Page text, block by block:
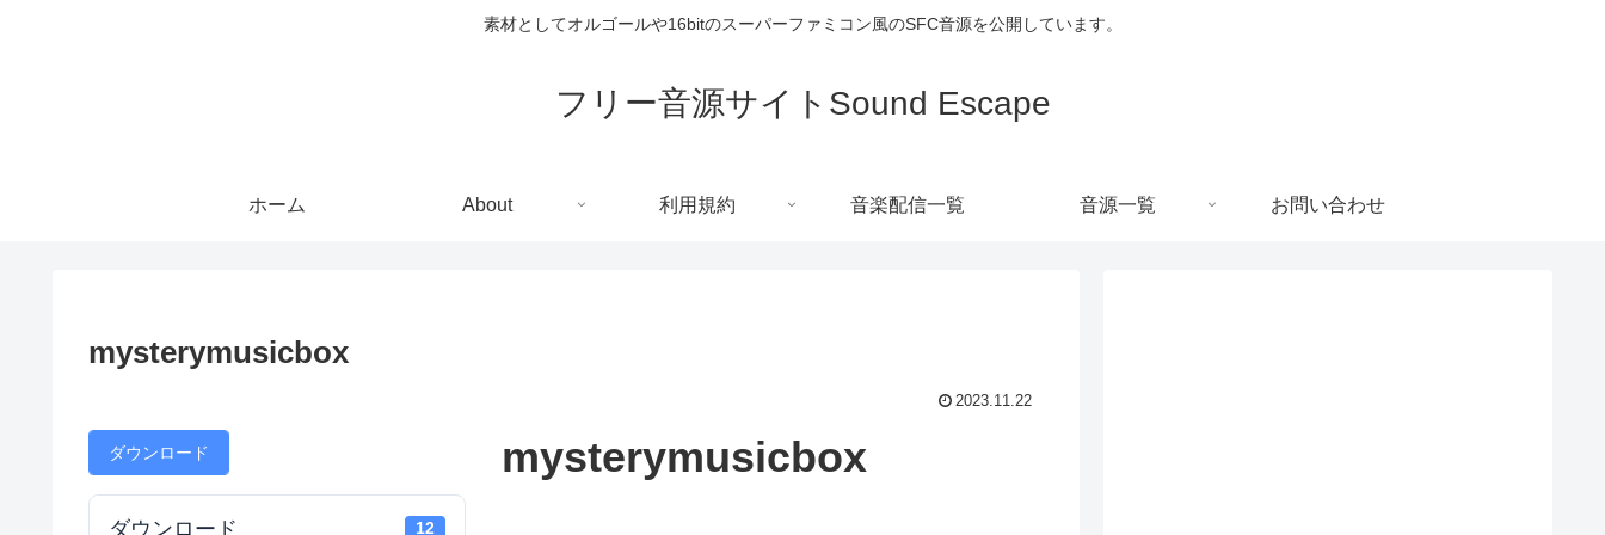
素材としてオルゴールや16bitのスーパーファミコン風のSFC音源を公開しています。
フリー音源サイトSound Escape
ホーム About 利用規約 音楽配信一覧 音源一覧 お問い合わせ
mysterymusicbox
2023.11.22
ダウンロード
ダウンロード 12
mysterymusicbox